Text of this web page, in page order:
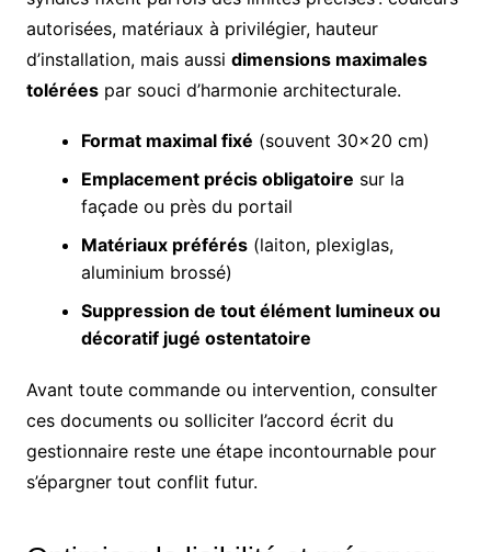
autorisées, matériaux à privilégier, hauteur
d’installation, mais aussi dimensions maximales
toléréespar souci d’harmonie architecturale.
Format maximal fixé (souvent 30×20 cm)
Emplacement précis obligatoire sur la
façade ou près du portail
Matériaux préférés(laiton, plexiglas,
aluminium brossé)
Suppression de tout élément lumineux ou
décoratif jugé ostentatoire
Avant toute commande ou intervention, consulter
ces documents ou solliciter l’accord écrit du
gestionnaire reste une étape incontournable pour
s’épargner tout conflit futur.